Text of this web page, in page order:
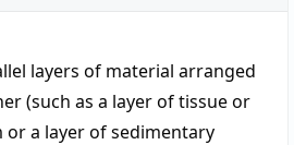
layers of material arranged
(such as a layer of tissue or
or a layer of sedimentary